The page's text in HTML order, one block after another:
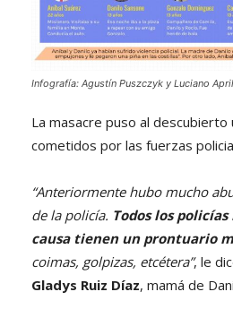
Infografía: Agustín Puszczyk y Luciano
La masacre puso al
cometidos por las fuerzas
“Anteriormente hubo mucho
de la policía. Todos los
causa tienen un prontuario
coimas, golpizas, etcétera”, le
Gladys Ruiz Díaz, mamá de